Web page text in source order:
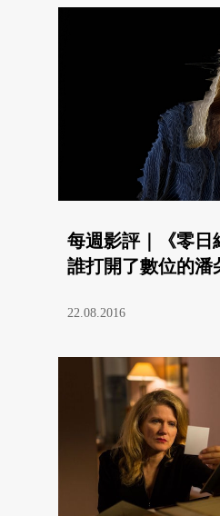
每週影評｜《零日
誰打開了數位的潘
22.08.2016